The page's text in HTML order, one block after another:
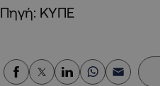
Πηγή: ΚΥΠΕ